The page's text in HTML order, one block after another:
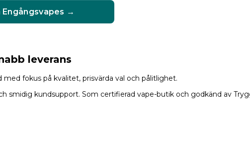
Engångsvapes →
leverans
fokus på kvalitet, prisvärda val och pålitlighet.
smidig kundsupport. Som certifierad vape-butik och godkänd av